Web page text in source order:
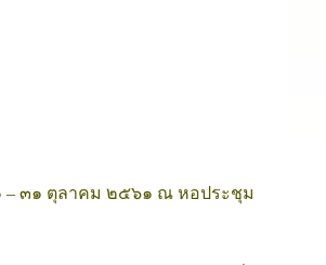
– ๓๑ ตุลาคม ๒๕๖๑ ณ หอประชุม